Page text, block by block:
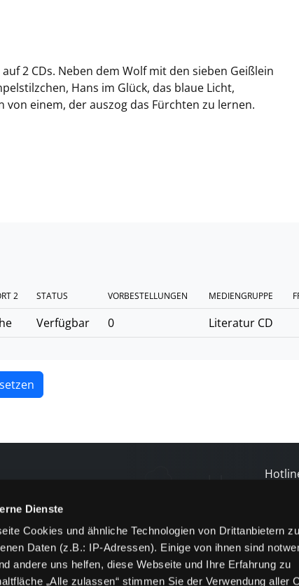
Dienste
Cookies und ähnliche Technologien von Drittanbietern
Daten (z.B.: IP-Adressen). Einige von ihnen sind
andere uns helfen, diese Webseite und Ihre Erfahrung zu
„Alle zulassen“ stimmen Sie der Verwendung aller
2 CDs. Neben dem Wolf mit den sieben Geißlein
Hans im Glück, das blaue Licht,
einem, der auszog das Fürchten zu lernen.
2 STATUS VORBESTELLUNGEN MEDIENGRUPPE
Verfügbar 0 Literatur CD
und